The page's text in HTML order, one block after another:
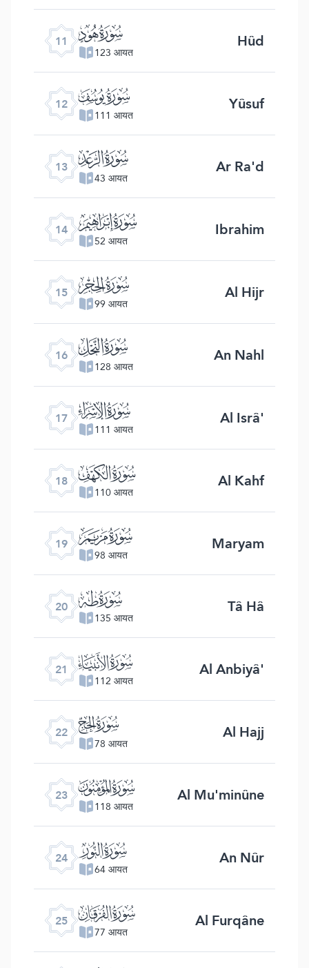
11 ﮗ
123 आयत Hûd
12 ﮘ
111 आयत Yûsuf
13 ﮙ
43 आयत Ar Ra'd
14 ﮚ
52 आयत Ibrahim
15 ﮛ
99 आयत Al Hijr
16 ﮜ
128 आयत An Nahl
17 ﮝ
111 आयत Al Isrâ'
18 ﮞ
110 आयत Al Kahf
19 ﮟ
98 आयत Maryam
20 ﮠ
135 आयत Tâ Hâ
21 ﮡ
112 आयत Al Anbiyâ'
22 ﮢ
78 आयत Al Hajj
23 ﮣ
118 आयत Al Mu'minûne
24 ﮤ
64 आयत An Nûr
25 ﮥ
77 आयत Al Furqâne